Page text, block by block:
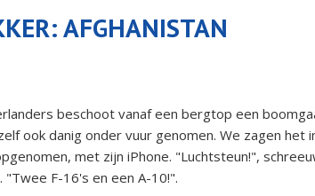
AFGHANISTAN
beschoot vanaf een bergtop een
ook danig onder vuur genomen. We zagen het
met zijn iPhone. "Luchtsteun!",
"Twee F-16's en een A-10!".